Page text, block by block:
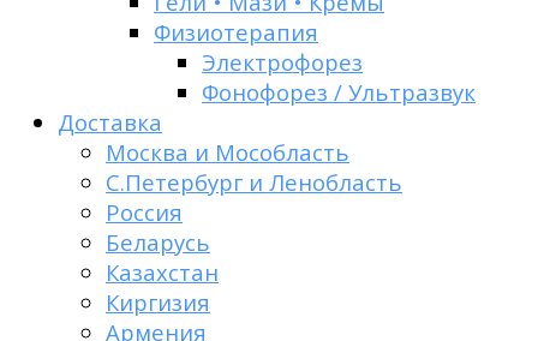
Физиотерапия
Электрофорез
Фонофорез / Ультразвук
Доставка
Москва и Мособласть
С.Петербург и Ленобласть
Россия
Беларусь
Казахстан
Киргизия
Армения